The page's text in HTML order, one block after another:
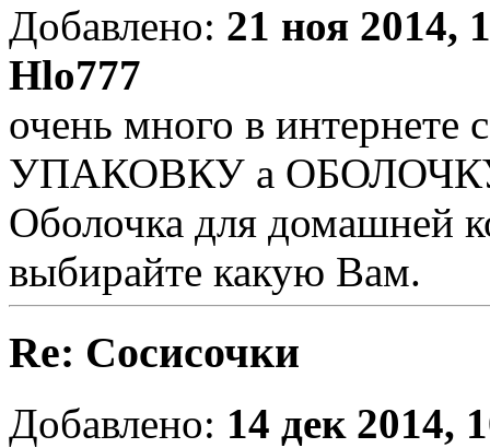
Добавлено: 21 ноя 2014,
Hlo777
очень много в интернете
УПАКОВКУ а
Оболочка для домашней
выбирайте какую Вам.
Re: Сосисочки
Добавлено: 14 дек 2014,